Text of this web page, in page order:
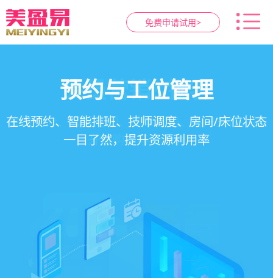
免费申请试用>
智慧养生馆管理系统
一站式解决养生馆预约、服务、会员、财务、营
销全流程数字化管理
会员营销&锁客
会员积分、套餐定制、精准营销、客户关怀，提
升复购率与客单价
预约与工位管理
在线预约、智能排班、技师调度、房间/床位状态
一目了然，提升资源利用率
健康档案与效果追踪
客户体质记录、服务方案执行、效果对比，数据
化展示服务价值